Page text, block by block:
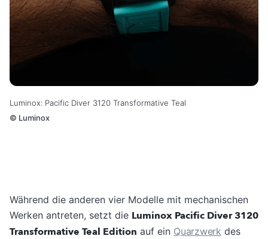
Luminox: Pacific Diver 3120 Transformative Teal
© Luminox
Während die anderen vier Modelle mit mechanischen
Werken antreten, setzt die Luminox Pacific Diver 3120
Transformative Teal Edition auf ein Quarzwerk des